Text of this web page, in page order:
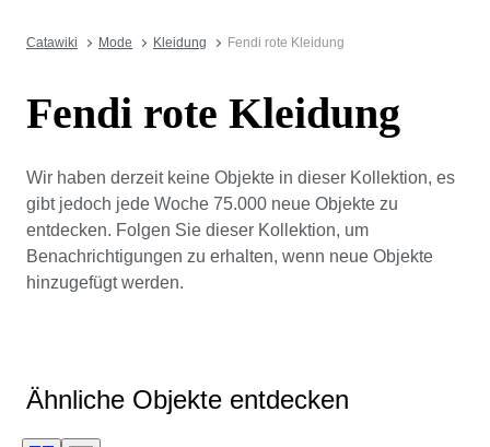
Catawiki Mode Kleidung Fendi rote Kleidung
Fendi rote Kleidung
Wir haben derzeit keine Objekte in dieser Kollektion, es
gibt jedoch jede Woche 75.000 neue Objekte zu
entdecken. Folgen Sie dieser Kollektion, um
Benachrichtigungen zu erhalten, wenn neue Objekte
hinzugefügt werden.
Ähnliche Objekte entdecken